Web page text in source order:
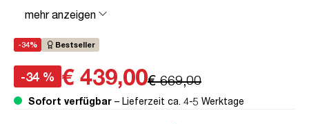
höhenverstellbar | unmontiert | Y-Line | bis zu 80 kg |
Steckertyp C | Sichtbeton Anthrazit | TÜV© mobiles Arbeiten
| Kollisions-Schutz | Elektrisch höhenverstellbar |
mehr anzeigen
-34% Bestseller
-34 % € 439,00€ 669,00
Sofort verfügbar – Lieferzeit ca. 4-5 Werktage